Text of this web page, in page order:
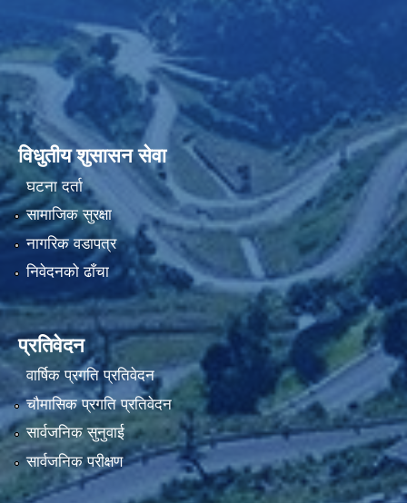
विधुतीय शुसासन सेवा
घटना दर्ता
सामाजिक सुरक्षा
नागरिक वडापत्र
निवेदनको ढाँचा
प्रतिवेदन
वार्षिक प्रगति प्रतिवेदन
चौमासिक प्रगति प्रतिवेदन
सार्वजनिक सुनुवाई
सार्वजनिक परीक्षण